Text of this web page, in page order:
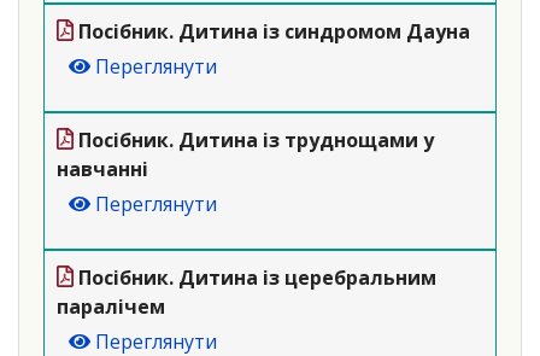
Посібник. Дитина із синдромом Дауна
Переглянути
Посібник. Дитина із труднощами у
навчанні
Переглянути
Посібник. Дитина із церебральним
паралічем
Переглянути